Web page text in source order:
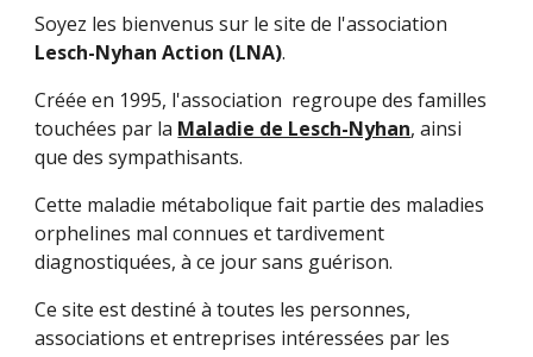
Soyez les bienvenus sur le site de l'association
Lesch-Nyhan Action (LNA).
Créée en 1995, l'association regroupe des familles
touchées par la Maladie de Lesch-Nyhan, ainsi
que des sympathisants.
Cette maladie métabolique fait partie des maladies
orphelines mal connues et tardivement
diagnostiquées, à ce jour sans guérison.
Ce site est destiné à toutes les personnes,
associations et entreprises intéressées par les